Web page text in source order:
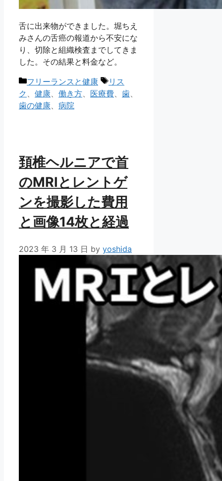
舌に出来物ができました。堀ちえ
みさんの舌癌の報道から不安にな
り、切除と組織検査までしてきま
した。その結果と料金など。
カ
ゴ
フリーランスと健康
タ
グ
リス
ク 、 健康、 働き方、 医療費、 歯、
歯の健康、 病院
頚椎ヘルニアで首
のMRIとレントゲ
ンを撮影した費用
と画像14枚と経過
2023 年 3 月 13 日 by yoshida